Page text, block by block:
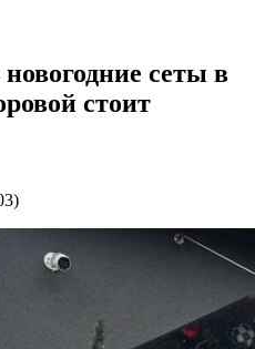
сеты в
стоит